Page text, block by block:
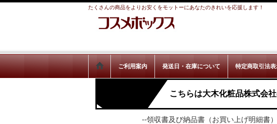
たくさんの商品をよりお安くをモットーにあなたのきれいを応援します！
ご利用案内 発送日・在庫について 特定商取引法
こちらは大木化粧品株式会
--領収書及び納品書（お買い上げ明細書